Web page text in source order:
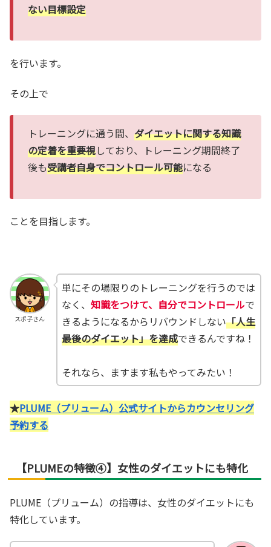
ない目標設定
を行います。
その上で
トレーニングに通う間、 ダイエットに関する知識
の定着を重要視しており、トレーニング期間終了
後も受講者自身でコントロール可能になる
ことを目指します。
スポ子さん
単にその場限りのトレーニングを行うのでは
なく、 知識をつけて、自分でコントロールで
きるようになるからリバウンドしない「人生
最後のダイエット」を達成できるんですね！
それなら、ますます私もやってみたい！
★PLUME（プリューム）公式サイトからカウンセリング
予約する
【PLUMEの特徴④】女性のダイエットにも特化
PLUME（プリューム）の指導は、女性のダイエットにも
特化しています。